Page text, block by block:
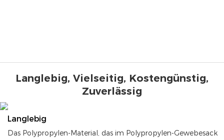
Langlebig, Vielseitig, Kostengünstig,
Zuverlässig
Langlebig
Das Polypropylen-Material, das im Polypropylen-Gewebesack